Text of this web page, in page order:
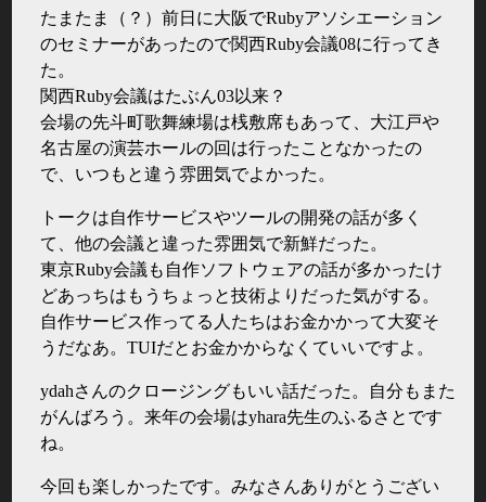
たまたま（？）前日に大阪でRubyアソシエーション
のセミナーがあったので関西Ruby会議08に行ってき
た。
関西Ruby会議はたぶん03以来？
会場の先斗町歌舞練場は桟敷席もあって、大江戸や
名古屋の演芸ホールの回は行ったことなかったの
で、いつもと違う雰囲気でよかった。
トークは自作サービスやツールの開発の話が多く
て、他の会議と違った雰囲気で新鮮だった。
東京Ruby会議も自作ソフトウェアの話が多かったけ
どあっちはもうちょっと技術よりだった気がする。
自作サービス作ってる人たちはお金かかって大変そ
うだなあ。TUIだとお金かからなくていいですよ。
ydahさんのクロージングもいい話だった。自分もまた
がんばろう。来年の会場はyhara先生のふるさとです
ね。
今回も楽しかったです。みなさんありがとうござい